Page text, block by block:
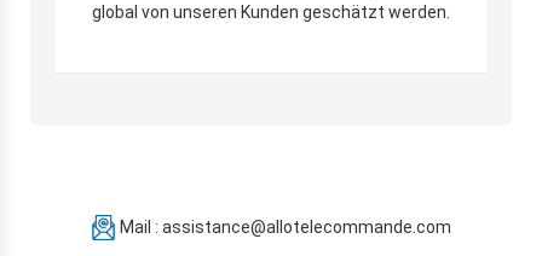
global von unseren Kunden geschätzt werden.
Mail : assistance@allotelecommande.com